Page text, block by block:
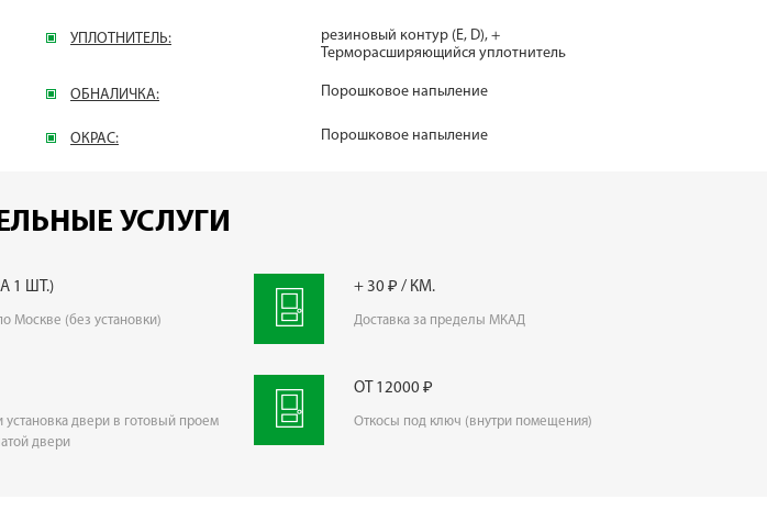
УПЛОТНИТЕЛЬ:
резиновый контур (Е, D), +
Терморасширяющийся уплотнитель
ОБНАЛИЧКА: Порошковое напыление
ОКРАС: Порошковое напыление
УСЛУГИ
1 ШТ.)
Москве (без установки)
+ 30 ₽ / КМ.
Доставка за пределы МКАД
установка двери в готовый проем
двери
ОТ 12000 ₽
Откосы под ключ (внутри помещения)